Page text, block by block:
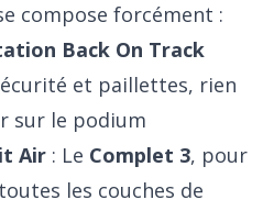
compose forcément :
Back On Track
et paillettes, rien
sur le podium
Air : Le Complet 3, pour
les couches de